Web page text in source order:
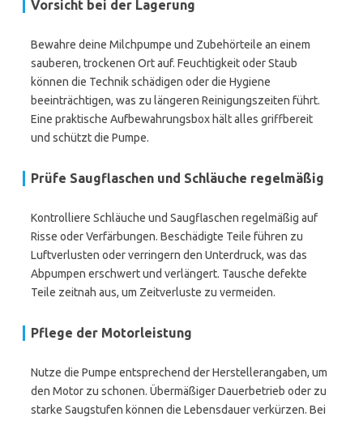
Vorsicht bei der Lagerung
Bewahre deine Milchpumpe und Zubehörteile an einem
sauberen, trockenen Ort auf. Feuchtigkeit oder Staub
können die Technik schädigen oder die Hygiene
beeinträchtigen, was zu längeren Reinigungszeiten führt.
Eine praktische Aufbewahrungsbox hält alles griffbereit
und schützt die Pumpe.
Prüfe Saugflaschen und Schläuche regelmäßig
Kontrolliere Schläuche und Saugflaschen regelmäßig auf
Risse oder Verfärbungen. Beschädigte Teile führen zu
Luftverlusten oder verringern den Unterdruck, was das
Abpumpen erschwert und verlängert. Tausche defekte
Teile zeitnah aus, um Zeitverluste zu vermeiden.
Pflege der Motorleistung
Nutze die Pumpe entsprechend der Herstellerangaben, um
den Motor zu schonen. Übermäßiger Dauerbetrieb oder zu
starke Saugstufen können die Lebensdauer verkürzen. Bei